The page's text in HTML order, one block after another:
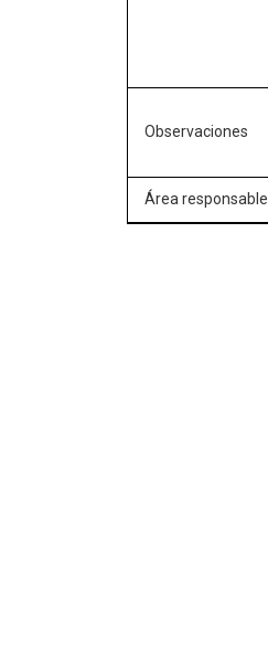
Observaciones
Área responsable